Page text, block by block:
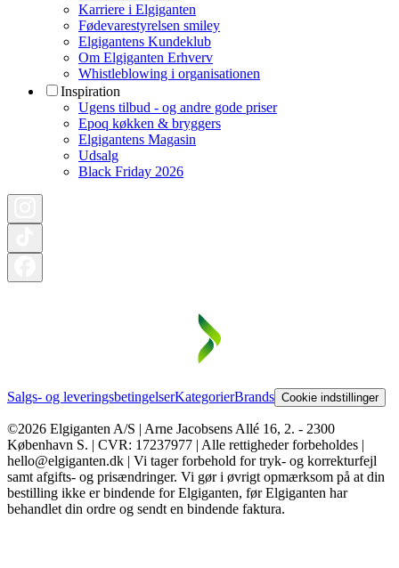
Karriere i Elgiganten
Fødevarestyrelsen smiley
Elgigantens Kundeklub
Om Elgiganten Erhverv
Whistleblowing i organisationen
Inspiration
Ugens tilbud - og andre gode priser
Epoq køkken & bryggers
Elgigantens Magasin
Udsalg
Black Friday 2026
Salgs- og leveringsbetingelserKategorierBrands Cookie indstillinger
©2026 Elgiganten A/S | Arne Jacobsens Allé 16, 2. - 2300
København S. | CVR: 17237977 | Alle rettigheder forbeholdes |
hello@elgiganten.dk | Vi tager forbehold for tryk- og korrekturfejl
samt afgifts- og prisændringer. Vi gør i øvrigt opmærksom på at din
bestilling ikke er bindende for Elgiganten, før Elgiganten har
behandlet din ordre og sendt en bindende faktura.